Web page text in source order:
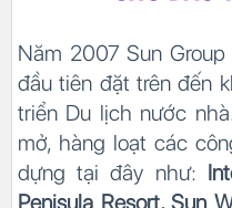
Năm 2007 Sun
đầu tiên đặt trên đến
triển Du lịch nước
mở, hàng loạt các
dựng tại đây như: